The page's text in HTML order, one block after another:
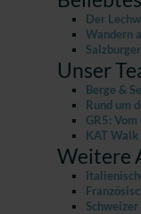
Der
Wandern
Unser
Berge &
Rund um
GR5:
KAT
Weitere